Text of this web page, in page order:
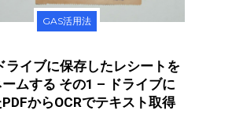
GAS活用法
ライブに保存したレシートを
ムする その1 – ドライブに
からOCRでテキスト取得